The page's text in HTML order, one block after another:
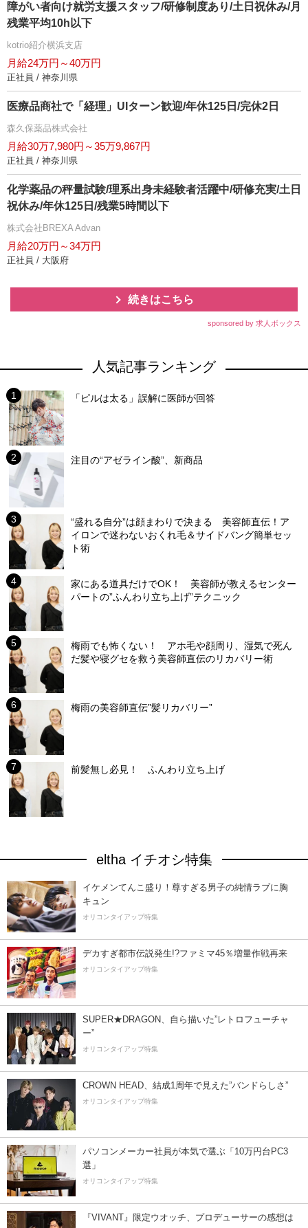
障がい者向け就労支援スタッフ/研修制度あり/土日祝休み/月
残業平均10h以下
kotrio紹介横浜支店
月給24万円～40万円
正社員 / 神奈川県
医療品商社で「経理」UIターン歓迎/年休125日/完休2日
森久保薬品株式会社
月給30万7,980円～35万9,867円
正社員 / 神奈川県
化学薬品の秤量試験/理系出身未経験者活躍中/研修充実/土日
祝休み/年休125日/残業5時間以下
株式会社BREXA Advan
月給20万円～34万円
正社員 / 大阪府
続きはこちら
sponsored by 求人ボックス
人気記事ランキング
「ピルは太る」誤解に医師が回答
注目の“アゼライン酸”、新商品
“盛れる自分”は顔まわりで決まる 美容師直伝！ア
イロンで迷わないおくれ毛＆サイドバング簡単セッ
ト術
家にある道具だけでOK！ 美容師が教えるセンター
パートの”ふんわり立ち上げ”テクニック
梅雨でも怖くない！ アホ毛や顔周り、湿気で死ん
だ髪や寝グセを救う美容師直伝のリカバリー術
梅雨の美容師直伝”髪リカバリー”
前髪無し必見！ ふんわり立ち上げ
eltha イチオシ特集
イケメンてんこ盛り！尊すぎる男子の純情ラブに胸
キュン
オリコンタイアップ特集
デカすぎ都市伝説発生!?ファミマ45％増量作戦再来
オリコンタイアップ特集
SUPER★DRAGON、自ら描いた”レトロフューチャ
ー”
オリコンタイアップ特集
CROWN HEAD、結成1周年で見えた”バンドらしさ”
オリコンタイアップ特集
パソコンメーカー社員が本気で選ぶ「10万円台PC3
選」
オリコンタイアップ特集
『VIVANT』限定ウオッチ、プロデューサーの感想は